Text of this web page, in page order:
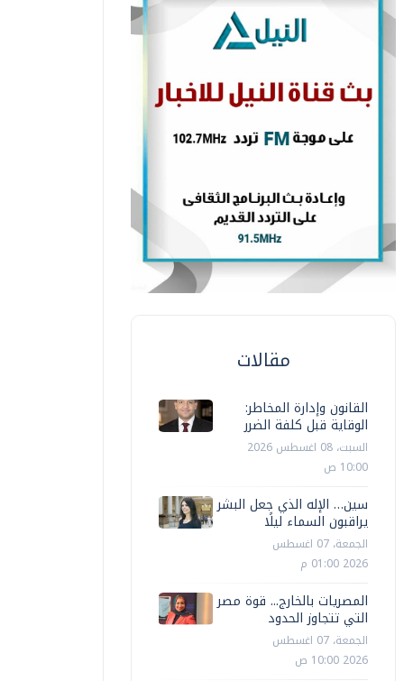
مقالات
القانون وإدارة المخاطر:
الوقاية قبل كلفة الضرر
السبت، 08 اغسطس 2026
10:00 ص
سين… الإله الذي جعل البشر
يراقبون السماء ليلًا
الجمعة، 07 اغسطس
2026 01:00 م
المصريات بالخارج... قوة مصر
التي تتجاوز الحدود
الجمعة، 07 اغسطس
2026 10:00 ص